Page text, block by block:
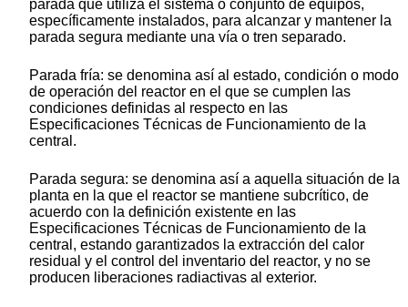
parada que utiliza el sistema o conjunto de equipos,
específicamente instalados, para alcanzar y mantener la
parada segura mediante una vía o tren separado.
Parada fría: se denomina así al estado, condición o modo
de operación del reactor en el que se cumplen las
condiciones definidas al respecto en las
Especificaciones Técnicas de Funcionamiento de la
central.
Parada segura: se denomina así a aquella situación de la
planta en la que el reactor se mantiene subcrítico, de
acuerdo con la definición existente en las
Especificaciones Técnicas de Funcionamiento de la
central, estando garantizados la extracción del calor
residual y el control del inventario del reactor, y no se
producen liberaciones radiactivas al exterior.